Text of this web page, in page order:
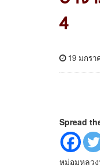
4
19 มกรา
Spread
หม่อมหลว